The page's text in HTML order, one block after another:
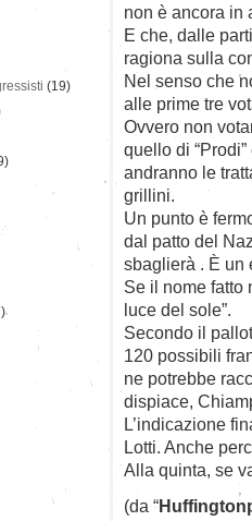
non è ancora in
E che, dalle
ragiona sulla
Nel senso che
alle prime tre
Ovvero non
quello di
andranno le
grillini.
Un punto è
dal patto del
sbaglierà . È un
Se il nome fatto
luce del sole”.
Secondo il
120 possibili
ne potrebbe
dispiace,
L’indicazione
Lotti. Anche
Alla quinta, se
(da “
(19)